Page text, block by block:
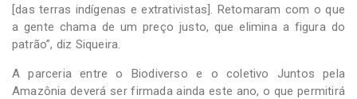
[das terras indígenas e extrativistas]. Retomaram com o que
a gente chama de um preço justo, que elimina a figura do
patrão”, diz Siqueira.
A parceria entre o Biodiverso e o coletivo Juntos pela
Amazônia deverá ser firmada ainda este ano, o que permitirá